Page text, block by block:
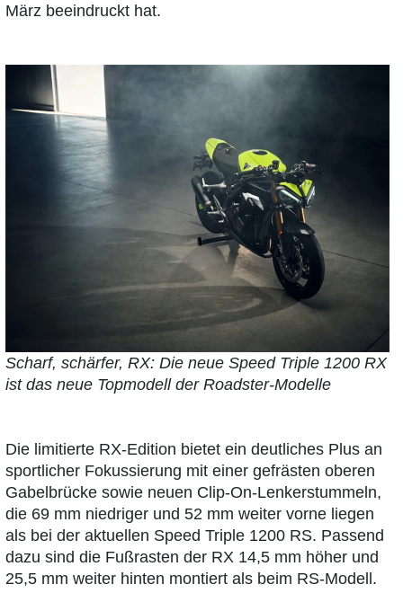
März beeindruckt hat.
Scharf, schärfer, RX: Die neue Speed Triple 1200 RX
ist das neue Topmodell der Roadster-Modelle
Die limitierte RX-Edition bietet ein deutliches Plus an
sportlicher Fokussierung mit einer gefrästen oberen
Gabelbrücke sowie neuen Clip-On-Lenkerstummeln,
die 69 mm niedriger und 52 mm weiter vorne liegen
als bei der aktuellen Speed Triple 1200 RS. Passend
dazu sind die Fußrasten der RX 14,5 mm höher und
25,5 mm weiter hinten montiert als beim RS-Modell.